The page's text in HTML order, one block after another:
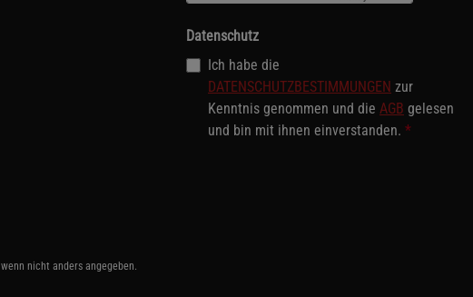
Datenschutz
Ich habe die
DATENSCHUTZBESTIMMUNGEN zur
Kenntnis genommen und die AGB gelesen
und bin mit ihnen einverstanden. *
nicht anders angegeben.